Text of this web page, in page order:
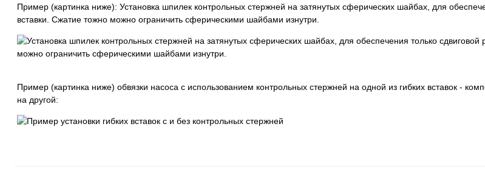
Пример (картинка ниже): Установка шпилек контрольных стержней на затянутых сферических шайбах, для
вставки. Сжатие тожно можно ограничить сферическими шайбами изнутри.
Пример (картинка ниже) обвязки насоса с использованием контрольных стержней на одной из гибких вставок -
на другой: